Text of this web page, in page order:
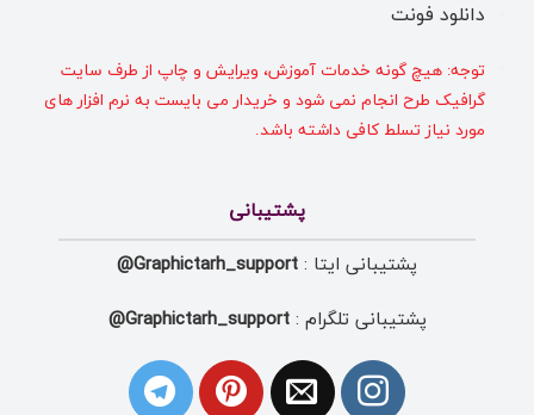
دانلود فونت
توجه: هیچ گونه خدمات آموزش، ویرایش و چاپ از طرف سایت
گرافیک طرح انجام نمی شود و خریدار می بایست به نرم افزار های
مورد نیاز تسلط کافی داشته باشد.
پشتیبانی
پشتیبانی ایتا : Graphictarh_support@
پشتیبانی تلگرام :Graphictarh_support@